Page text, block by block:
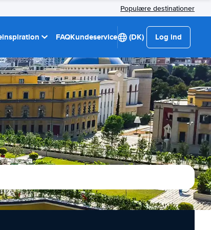
Populære destinationer
FAQKundeservice (DK) Log ind